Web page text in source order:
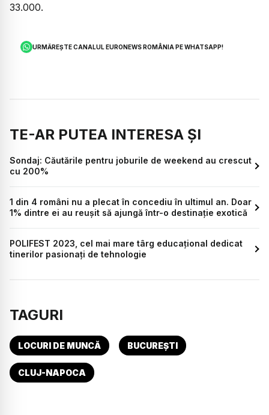
33.000.
URMĂREȘTE CANALUL EURONEWS ROMÂNIA PE WHATSAPP!
TE-AR PUTEA INTERESA ȘI
Sondaj: Căutările pentru joburile de weekend au crescut
cu 200%
1 din 4 români nu a plecat în concediu în ultimul an. Doar
1% dintre ei au reușit să ajungă într-o destinație exotică
POLIFEST 2023, cel mai mare târg educațional dedicat
tinerilor pasionați de tehnologie
TAGURI
LOCURI DE MUNCĂ BUCUREȘTI
CLUJ-NAPOCA